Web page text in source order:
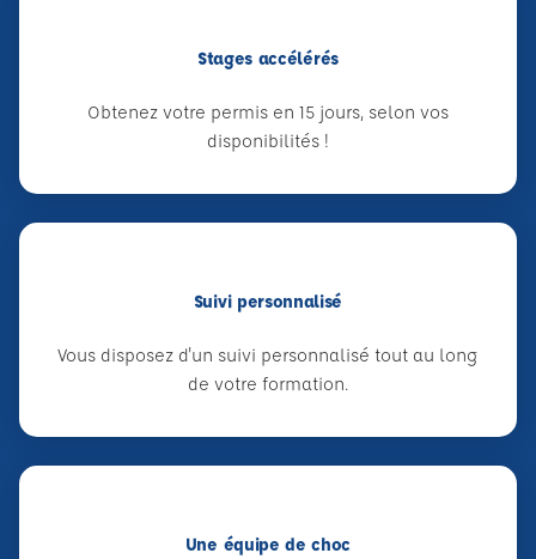
Stages accélérés
Obtenez votre permis en 15 jours, selon vos
disponibilités !
Suivi personnalisé
Vous disposez d'un suivi personnalisé tout au long
de votre formation.
Une équipe de choc